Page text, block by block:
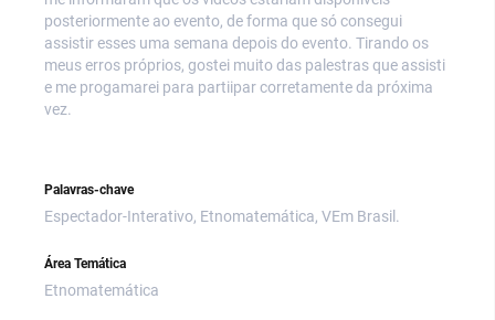
posteriormente ao evento, de forma que só consegui
assistir esses uma semana depois do evento. Tirando os
meus erros próprios, gostei muito das palestras que assisti
e me progamarei para partiipar corretamente da próxima
vez.
Palavras-chave
Espectador-Interativo, Etnomatemática, VEm Brasil.
Área Temática
Etnomatemática